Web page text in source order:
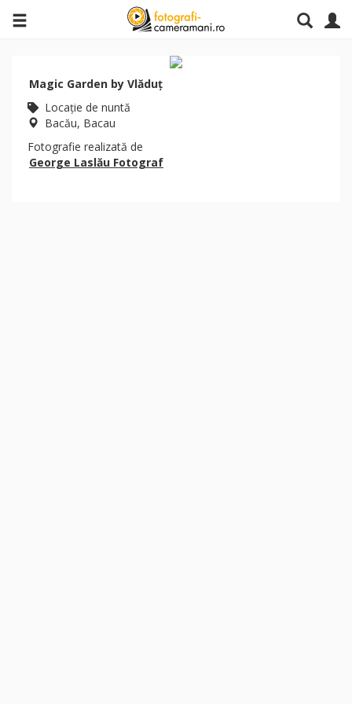
Magic Garden by Vlăduț
Locaţie de nuntă
Bacău, Bacau
Fotografie realizată de
George Laslău Fotograf